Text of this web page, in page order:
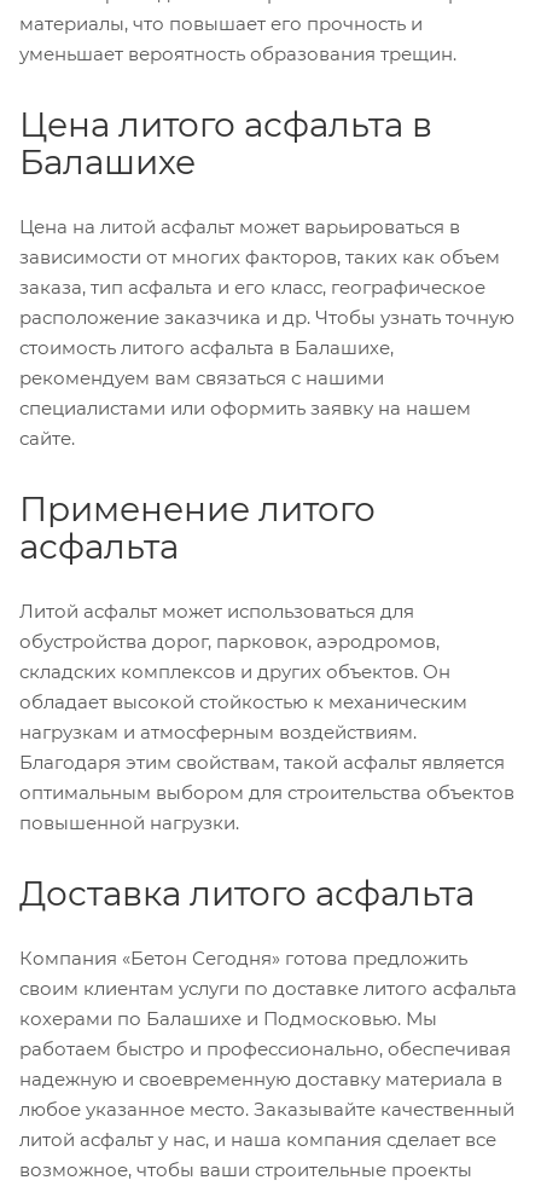
материалы, что повышает его прочность и
уменьшает вероятность образования трещин.
Цена литого асфальта в
Балашихе
Цена на литой асфальт может варьироваться в
зависимости от многих факторов, таких как объем
заказа, тип асфальта и его класс, географическое
расположение заказчика и др. Чтобы узнать точную
стоимость литого асфальта в Балашихе,
рекомендуем вам связаться с нашими
специалистами или оформить заявку на нашем
сайте.
Применение литого
асфальта
Литой асфальт может использоваться для
обустройства дорог, парковок, аэродромов,
складских комплексов и других объектов. Он
обладает высокой стойкостью к механическим
нагрузкам и атмосферным воздействиям.
Благодаря этим свойствам, такой асфальт является
оптимальным выбором для строительства объектов
повышенной нагрузки.
Доставка литого асфальта
Компания «Бетон Сегодня» готова предложить
своим клиентам услуги по доставке литого асфальта
кохерами по Балашихе и Подмосковью. Мы
работаем быстро и профессионально, обеспечивая
надежную и своевременную доставку материала в
любое указанное место. Заказывайте качественный
литой асфальт у нас, и наша компания сделает все
возможное, чтобы ваши строительные проекты